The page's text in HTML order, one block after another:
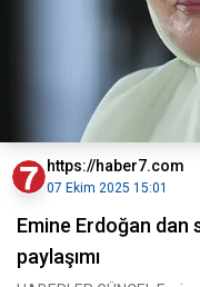
https://haber7.com
07 Ekim 2025 15:01
Emine Erdoğan dan
paylaşımı